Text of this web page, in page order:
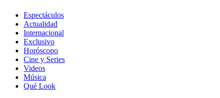
Espectáculos
Actualidad
Internacional
Exclusivo
Horóscopo
Cine y Series
Videos
Música
Qué Look